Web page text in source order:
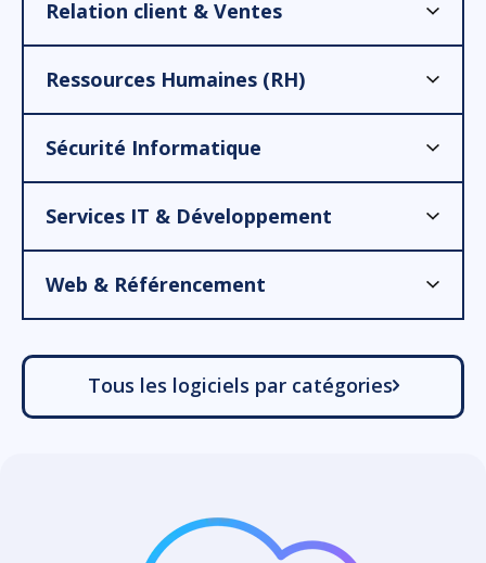
Relation client & Ventes
Ressources Humaines (RH)
Sécurité Informatique
Services IT & Développement
Web & Référencement
Tous les logiciels par catégories